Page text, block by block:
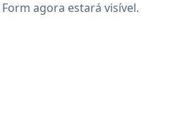
agora estará visível.